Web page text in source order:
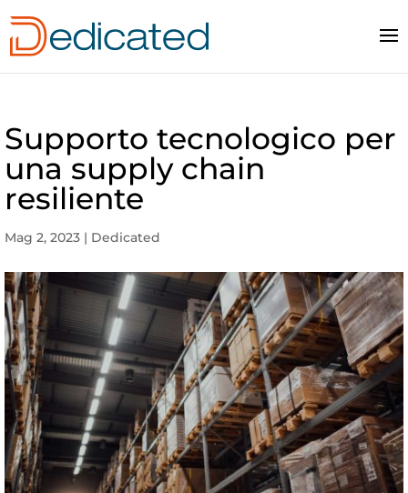
Supporto tecnologico per
una supply chain
resiliente
Mag 2, 2023 | Dedicated